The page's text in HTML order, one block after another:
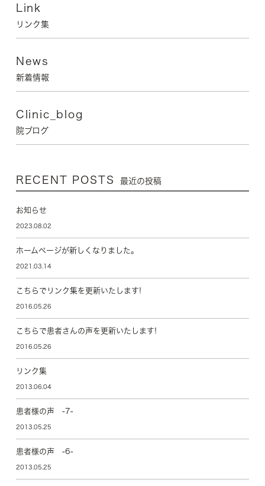
Link
リンク集
News
新着情報
Clinic_blog
院ブログ
RECENT POSTS 最近の投稿
お知らせ
2023.08.02
ホームページが新しくなりました。
2021.03.14
こちらでリンク集を更新いたします!
2016.05.26
こちらで患者さんの声を更新いたします!
2016.05.26
リンク集
2013.06.04
患者様の声 -7-
2013.05.25
患者様の声 -6-
2013.05.25